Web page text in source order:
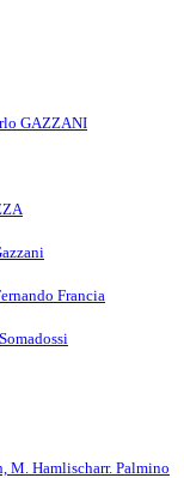
GAZZANI
Francia
M. Hamlischarr. Palmino